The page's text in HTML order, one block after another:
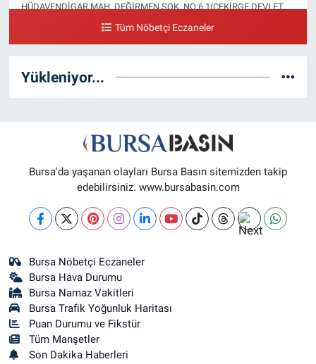
HÜDAVENDİGAR MAH. DEĞİRMEN SOK. NO:6 1(ÇEKİRGE DEVLET
Engin Eczanesi
Altınoluk Eczanesi
BAŞARAN MAH. 3.BAŞARAN SOK. NO:4(BAŞARAN SAĞLIK OCAĞI
0 (224) 272 11 77 Yol Tarifi Al
ULU MAH. ULUBATLI HASAN BULVARI (ANKARA YOLU) NO:64
A(ÖZEL ARİTMİ OSMANGAZİ HASTANESİ ACİL YANI)
0 (224) 251 33 44 Yol Tarifi Al
Tüm Nöbetçi Eczaneler
Yükleniyor...
Bursa'da yaşanan olayları Bursa Basın sitemizden takip
edebilirsiniz. www.bursabasin.com
Bursa Nöbetçi Eczaneler
Bursa Hava Durumu
Bursa Namaz Vakitleri
Bursa Trafik Yoğunluk Haritası
Puan Durumu ve Fikstür
Tüm Manşetler
Son Dakika Haberleri